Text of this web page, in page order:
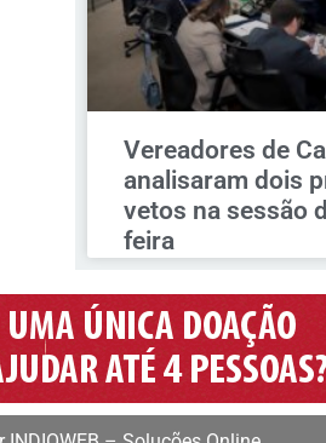
Vereadores de
analisaram dois
vetos na sessão
feira